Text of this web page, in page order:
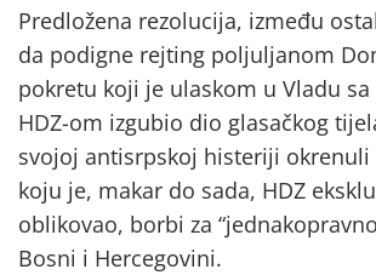
Predložena rezolucija, između
da podigne rejting poljuljanom
pokretu koji je ulaskom u Vladu
HDZ-om izgubio dio glasačkog
svojoj antisrpskoj histeriji okrenuli
koju je, makar do sada, HDZ
oblikovao, borbi za
Bosni i Hercegovini.